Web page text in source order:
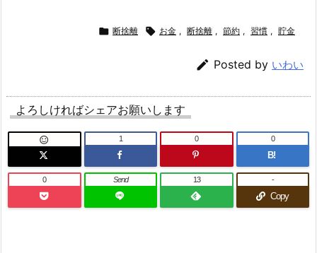
 断捨離  お金 , 断捨離 , 節約 , 習慣 , 貯金
 Posted by いわい
よろしければシェアお願いします
 1 0
B!
0
0 Send 13
Copy
-